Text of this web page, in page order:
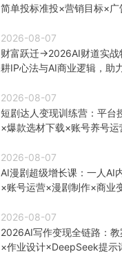
简单投标准投×营销目标×
2026-08-07
财富跃迁→2026AI财道实战
耕IP心法与AI商业逻辑，助
2026-08-07
短剧达人变现训练营：平台
×爆款选材下载×账号养号运
2026-08-07
AI漫剧超级增长课：一人AI
×账号运营×漫剧制作×商业
2026-08-07
2026AI写作变现全链路：
×作业设计×DeepSeek提示